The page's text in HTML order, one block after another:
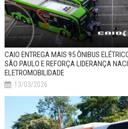
CAIO ENTREGA MAIS 95 ÔNIBUS
SÃO PAULO E REFORÇA LIDERANÇA
ELETROMOBILIDADE
13/03/2026